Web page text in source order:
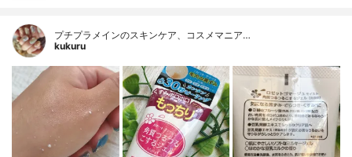
プチプラメインのスキンケア、コスメマニア…
kukuru